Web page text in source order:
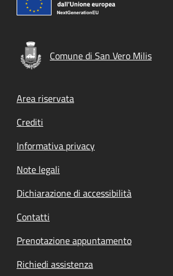
Comune di San Vero Milis
Footer menu
Area riservata
Crediti
Informativa privacy
Note legali
Dichiarazione di accessibilità
Contatti
Prenotazione appuntamento
Richiedi assistenza